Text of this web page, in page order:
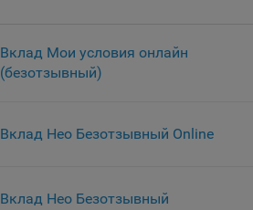
На
Вклад Мои условия онлайн
(безотзывный)
Вклад Нео Безотзывный Online
Вклад Нео Безотзывный